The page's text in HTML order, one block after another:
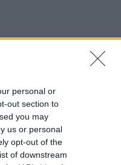
personal or
out section to
you may
us or personal
opt-out of the
of downstream
Τελευταία